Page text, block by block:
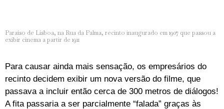
Paraíso de Lisboa, na Rua da Palma, recinto inaugurado em 1907 que passou a
exibir cinema a partir de 1911
Para causar ainda mais sensação, os empresários do
recinto decidem exibir um nova versão do filme, que
passava a incluir então cerca de 300 metros de diálogos!
A fita passaria a ser parcialmente “falada” graças às